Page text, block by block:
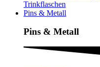
Trinkflaschen
Pins & Metall
Pins & Metall​